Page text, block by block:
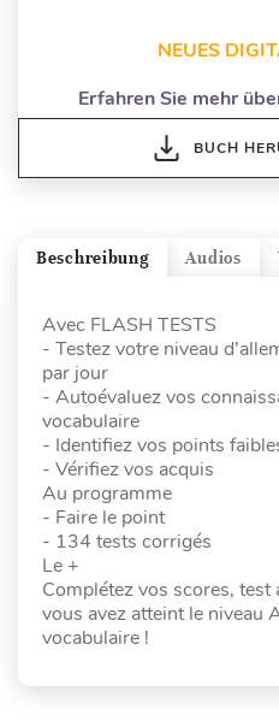
NEUES
Erfahren Sie mehr
BUCH
Audios
Beschreibung
Avec FLASH TESTS
- Testez votre niveau
par jour
- Autoévaluez vos
vocabulaire
- Identifiez vos points
- Vérifiez vos acquis
Au programme
- Faire le point
- 134 tests corrigés
Le +
Complétez vos scores, test
vous avez atteint le niveau
vocabulaire !